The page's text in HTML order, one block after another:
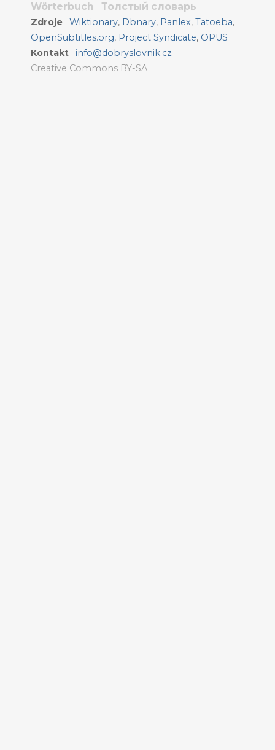
Wörterbuch
Толстый словарь
Zdroje Wiktionary, Dbnary, Panlex,Tatoeba,
OpenSubtitles.org, Project Syndicate, OPUS
Kontakt
info@dobryslovnik.cz
Creative Commons BY-SA